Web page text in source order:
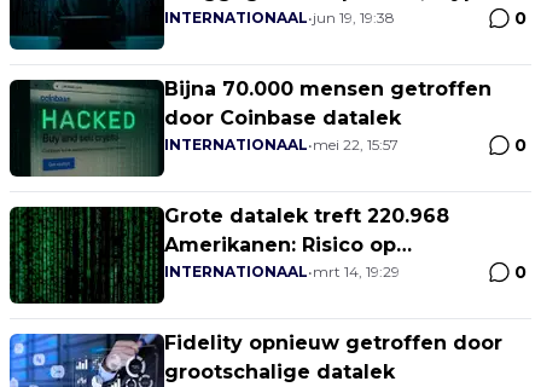
wallets in gevaar
INTERNATIONAAL•jun 19, 19:38 0
Bijna 70.000 mensen getroffen
door Coinbase datalek
INTERNATIONAAL•mei 22, 15:57 0
Grote datalek treft 220.968
Amerikanen: Risico op
identiteitsdiefstal stijgt
INTERNATIONAAL•mrt 14, 19:29 0
Fidelity opnieuw getroffen door
grootschalige datalek